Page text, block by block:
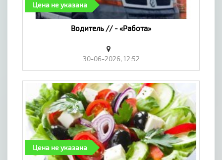
Цена не указана
Водитель // - «Работа»
30-06-2026, 12:52
Цена не указана